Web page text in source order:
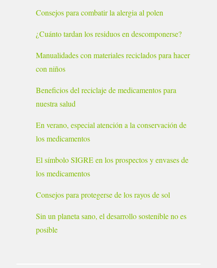
Consejos para combatir la alergia al polen
¿Cuánto tardan los residuos en descomponerse?
Manualidades con materiales reciclados para hacer
con niños
Beneficios del reciclaje de medicamentos para
nuestra salud
En verano, especial atención a la conservación de
los medicamentos
El símbolo SIGRE en los prospectos y envases de
los medicamentos
Consejos para protegerse de los rayos de sol
Sin un planeta sano, el desarrollo sostenible no es
posible